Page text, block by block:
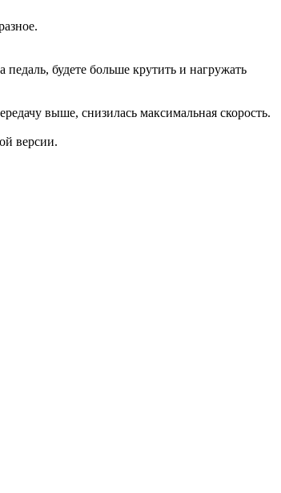
будете больше крутить и нагружать
выше, снизилась максимальная скорость.
версии.